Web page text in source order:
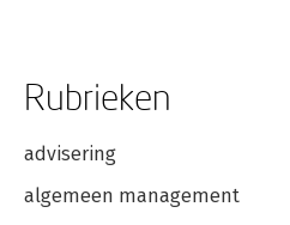
Rubrieken
advisering
algemeen management